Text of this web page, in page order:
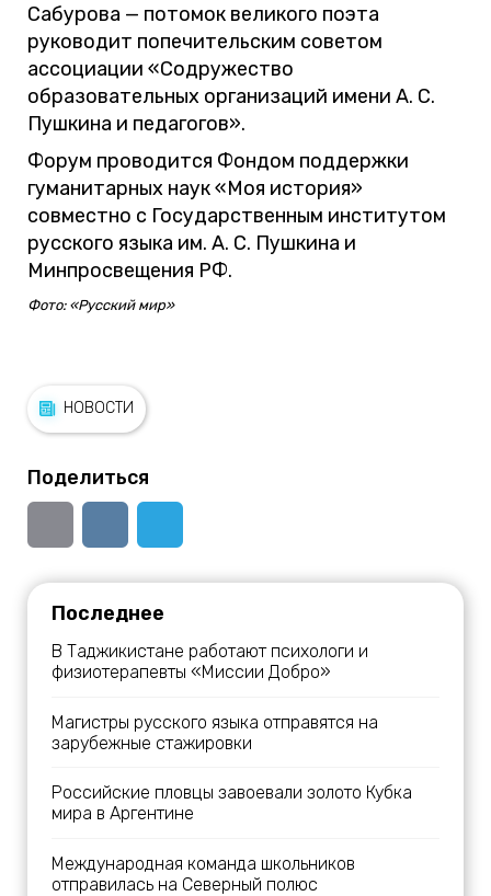
Сабурова — потомок великого поэта
руководит попечительским советом
ассоциации «Содружество
образовательных организаций имени А. С.
Пушкина и педагогов».
Форум проводится Фондом поддержки
гуманитарных наук «Моя история»
совместно с Государственным институтом
русского языка им. А. С. Пушкина и
Минпросвещения РФ.
Фото: «Русский мир»
НОВОСТИ
Поделиться
Последнее
В Таджикистане работают психологи и
физиотерапевты «Миссии Добро»
Магистры русского языка отправятся на
зарубежные стажировки
Российские пловцы завоевали золото Кубка
мира в Аргентине
Международная команда школьников
отправилась на Северный полюс